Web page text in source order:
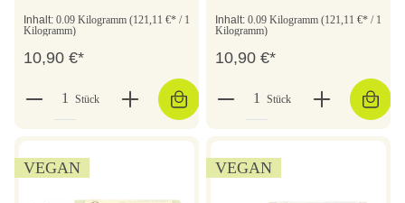
Inhalt: 0.09 Kilogramm (121,11 €* / 1
Kilogramm)
10,90 €*
Stück
Inhalt: 0.09 Kilogramm (121,11 €* / 1
Kilogramm)
10,90 €*
Stück
VEGAN VEGAN